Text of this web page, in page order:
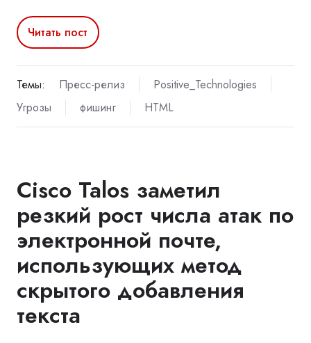
Читать пост
Темы: Пресс-релиз
Positive_Technologies
Угрозы
фишинг HTML
Cisco Talos заметил
резкий рост числа атак по
электронной почте,
использующих метод
скрытого добавления
текста